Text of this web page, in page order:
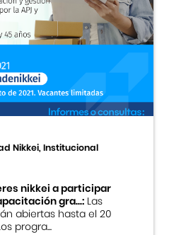
Nikkei, Institucional
nikkei a participar
gra...:Las
abiertas hasta el 20
progra...